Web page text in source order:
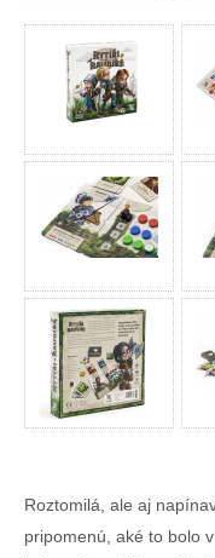
Roztomilá, ale aj
pripomenú, aké to bolo